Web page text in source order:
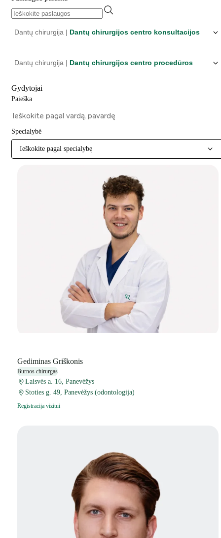
Dantų chirurgija | Dantų chirurgijos centro konsultacijos
Dantų chirurgija | Dantų chirurgijos centro procedūros
Gydytojai
Paieška
Specialybė
Ieškokite pagal specialybę
Gediminas Griškonis
Burnos chirurgas
Laisvės a. 16, Panevėžys
Stoties g. 49, Panevėžys (odontologija)
Registracija vizitui